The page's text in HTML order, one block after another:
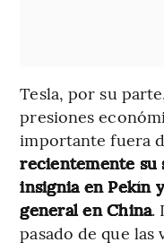
Tesla, por su
presiones
importante fuera
recientemente su
insignia en Pekín
general en China.
pasado de que